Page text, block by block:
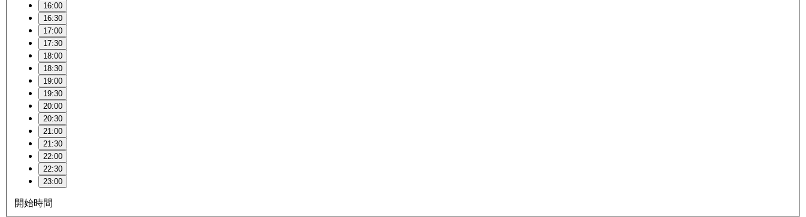
16:00
16:30
17:00
17:30
18:00
18:30
19:00
19:30
20:00
20:30
21:00
21:30
22:00
22:30
23:00
開始時間